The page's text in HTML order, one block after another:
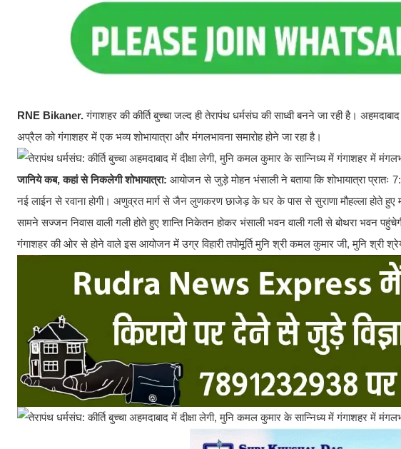
RNE Bikaner.गंगाशहर की कीर्ति बुच्चा जल्द ही तेरापंथ धर्मसंघ की साध्वी बनने जा रही है।
अप्रैल को गंगाशहर में एक भव्य शोभायात्रा और मंगलभावना समारोह होने जा रहा है।
जानिये कब, कहां से निकलेगी शोभायात्रा: आयोजन से जुड़े मोहन भंसाली ने बताया कि शोभायात्रा प्रातः
नई लाईन से रवाना होगी। अणुव्रत मार्ग से जैन लुणकरण छाजेड़ के घर के पास से सुराणा मौहल्ला होते हुए
सामने सज्जन निवास वाली गली होते हुए शान्ति निकेतन होकर भंसाली भवन वाली गली से बोथरा भवन
गंगाशहर की ओर से होने वाले इस आयोजन में उग्र विहारी तपोमूर्ति मुनि श्री कमल कुमार जी, मुनि श्री